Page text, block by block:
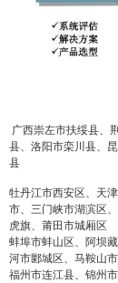
广西崇左市扶绥县、
县、洛阳市栾川县、
县
牡丹江市西安区、天
市、三门峡市湖滨区
虎旗、莆田市城厢区
蚌埠市蚌山区、阿坝
河市郾城区、马鞍山
福州市连江县、锦州